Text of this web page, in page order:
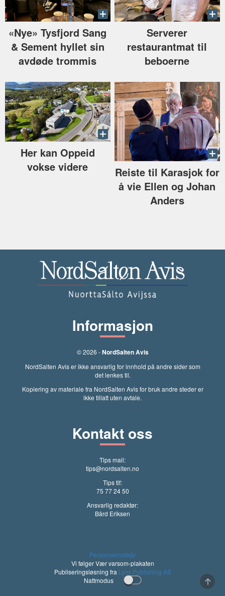
«Nye» Tysfjord Sang
& Sement hyllet sin
avdøde trommis
Serverer
restaurantmat til
beboerne
Her kan Oppeid
vokse videre
Reiste til Karasjok for
å vie Ellen og Johan
Anders
Informasjon
© 2026 -NordSalten Avis
NordSalten Avis er ikke ansvarlig for innhold på andre sider som
det lenkes til.
Kopiering av materiale fra NordSalten Avis for bruk andre steder er
ikke tillatt uten avtale.
Kontakt oss
Tips mail:
tips@nordsalten.no
Tips tlf:
75 77 24 50
Ansvarlig redaktør:
Bård Eriksen
Personvernvilkår
Vi følger Vær varsom-plakaten
Publiseringsløsning fra Lynx Publishing AS
Nattmodus